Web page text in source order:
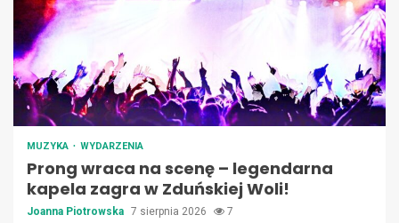
MUZYKA WYDARZENIA
Prong wraca na scenę – legendarna
kapela zagra w Zduńskiej Woli!
Joanna Piotrowska 7 sierpnia 2026 7